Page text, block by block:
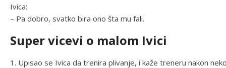
Ivica:
– Pa dobro, svatko bira ono šta mu fali.
Super vicevi o malom Ivici
1. Upisao se Ivica da trenira plivanje, i kaže treneru nakon